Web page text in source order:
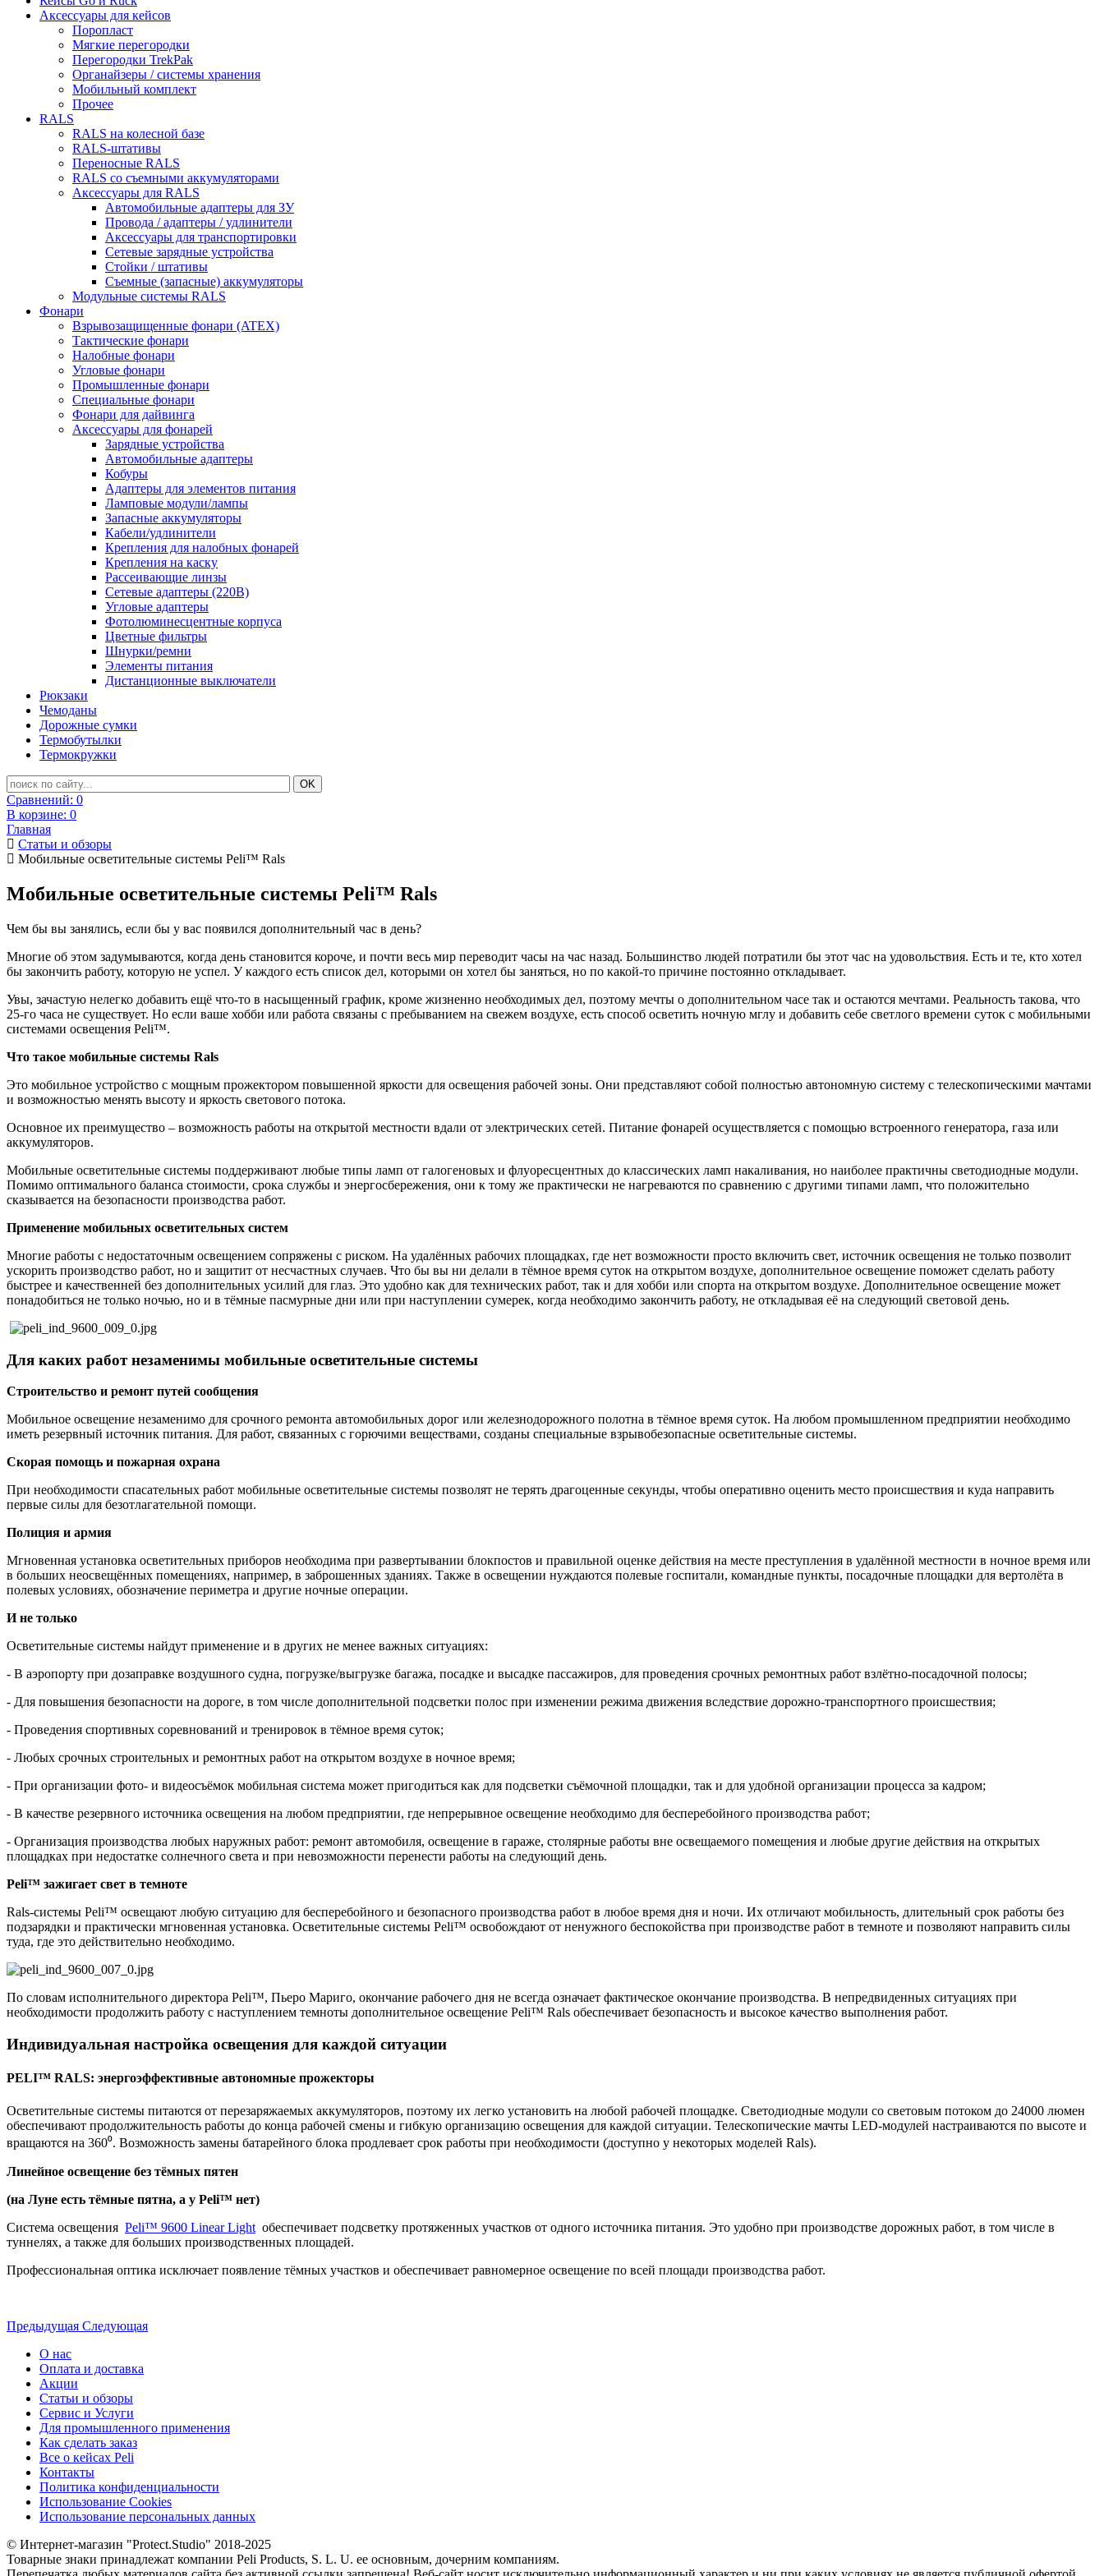
Аксессуары для кейсов
Поропласт
Мягкие перегородки
Перегородки TrekPak
Органайзеры / системы хранения
Мобильный комплект
Прочее
RALS
RALS на колесной базе
RALS-штативы
Переносные RALS
RALS со съемными аккумуляторами
Аксессуары для RALS
Автомобильные адаптеры для ЗУ
Провода / адаптеры / удлинители
Аксессуары для транспортировки
Сетевые зарядные устройства
Стойки / штативы
Съемные (запасные) аккумуляторы
Модульные системы RALS
Фонари
Взрывозащищенные фонари (ATEX)
Тактические фонари
Налобные фонари
Угловые фонари
Промышленные фонари
Специальные фонари
Фонари для дайвинга
Аксессуары для фонарей
Зарядные устройства
Автомобильные адаптеры
Кобуры
Адаптеры для элементов питания
Ламповые модули/лампы
Запасные аккумуляторы
Кабели/удлинители
Крепления для налобных фонарей
Крепления на каску
Рассеивающие линзы
Сетевые адаптеры (220В)
Угловые адаптеры
Фотолюминесцентные корпуса
Цветные фильтры
Шнурки/ремни
Элементы питания
Дистанционные выключатели
Рюкзаки
Чемоданы
Дорожные сумки
Термобутылки
Термокружки
Сравнений: 0
В корзине: 0
Главная
Статьи и обзоры
Мобильные осветительные системы Peli™ Rals
Мобильные осветительные системы Peli™ Rals
Чем бы вы занялись, если бы у вас появился дополнительный час в день?
Многие об этом задумываются, когда день становится короче, и почти весь мир переводит часы на час назад. Большинство людей потратили бы этот час на удовольствия. Есть и те, кто хотел
бы закончить работу, которую не успел. У каждого есть список дел, которыми он хотел бы заняться, но по какой-то причине постоянно откладывает.
Увы, зачастую нелегко добавить ещё что-то в насыщенный график, кроме жизненно необходимых дел, поэтому мечты о дополнительном часе так и остаются мечтами. Реальность такова, что
25-го часа не существует. Но если ваше хобби или работа связаны с пребыванием на свежем воздухе, есть способ осветить ночную мглу и добавить себе светлого времени суток c мобильными
системами освещения Peli™.
Что такое мобильные системы Rals
Это мобильное устройство с мощным прожектором повышенной яркости для освещения рабочей зоны. Они представляют собой полностью автономную систему с телескопическими мачтами
и возможностью менять высоту и яркость светового потока.
Основное их преимущество – возможность работы на открытой местности вдали от электрических сетей. Питание фонарей осуществляется с помощью встроенного генератора, газа или
аккумуляторов.
Мобильные осветительные системы поддерживают любые типы ламп от галогеновых и флуоресцентных до классических ламп накаливания, но наиболее практичны светодиодные модули.
Помимо оптимального баланса стоимости, срока службы и энергосбережения, они к тому же практически не нагреваются по сравнению с другими типами ламп, что положительно
сказывается на безопасности производства работ.
Применение мобильных осветительных систем
Многие работы с недостаточным освещением сопряжены с риском. На удалённых рабочих площадках, где нет возможности просто включить свет, источник освещения не только позволит
ускорить производство работ, но и защитит от несчастных случаев. Что бы вы ни делали в тёмное время суток на открытом воздухе, дополнительное освещение поможет сделать работу
быстрее и качественней без дополнительных усилий для глаз. Это удобно как для технических работ, так и для хобби или спорта на открытом воздухе. Дополнительное освещение может
понадобиться не только ночью, но и в тёмные пасмурные дни или при наступлении сумерек, когда необходимо закончить работу, не откладывая её на следующий световой день.
Для каких работ незаменимы мобильные осветительные системы
Строительство и ремонт путей сообщения
Мобильное освещение незаменимо для срочного ремонта автомобильных дорог или железнодорожного полотна в тёмное время суток. На любом промышленном предприятии необходимо
иметь резервный источник питания. Для работ, связанных с горючими веществами, созданы специальные взрывобезопасные осветительные системы.
Скорая помощь и пожарная охрана
При необходимости спасательных работ мобильные осветительные системы позволят не терять драгоценные секунды, чтобы оперативно оценить место происшествия и куда направить
первые силы для безотлагательной помощи.
Полиция и армия
Мгновенная установка осветительных приборов необходима при развертывании блокпостов и правильной оценке действия на месте преступления в удалённой местности в ночное время или
в больших неосвещённых помещениях, например, в заброшенных зданиях. Также в освещении нуждаются полевые госпитали, командные пункты, посадочные площадки для вертолёта в
полевых условиях, обозначение периметра и другие ночные операции.
И не только
Осветительные системы найдут применение и в других не менее важных ситуациях:
- В аэропорту при дозаправке воздушного судна, погрузке/выгрузке багажа, посадке и высадке пассажиров, для проведения срочных ремонтных работ взлётно-посадочной полосы;
- Для повышения безопасности на дороге, в том числе дополнительной подсветки полос при изменении режима движения вследствие дорожно-транспортного происшествия;
- Проведения спортивных соревнований и тренировок в тёмное время суток;
- Любых срочных строительных и ремонтных работ на открытом воздухе в ночное время;
- При организации фото- и видеосъёмок мобильная система может пригодиться как для подсветки съёмочной площадки, так и для удобной организации процесса за кадром;
- В качестве резервного источника освещения на любом предприятии, где непрерывное освещение необходимо для бесперебойного производства работ;
- Организация производства любых наружных работ: ремонт автомобиля, освещение в гараже, столярные работы вне освещаемого помещения и любые другие действия на открытых
площадках при недостатке солнечного света и при невозможности перенести работы на следующий день.
Peli™ зажигает свет в темноте
Rals-системы Peli™ освещают любую ситуацию для бесперебойного и безопасного производства работ в любое время дня и ночи. Их отличают мобильность, длительный срок работы без
подзарядки и практически мгновенная установка. Осветительные системы Peli™ освобождают от ненужного беспокойства при производстве работ в темноте и позволяют направить силы
туда, где это действительно необходимо.
По словам исполнительного директора Peli™, Пьеро Мариго, окончание рабочего дня не всегда означает фактическое окончание производства. В непредвиденных ситуациях при
необходимости продолжить работу с наступлением темноты дополнительное освещение Peli™ Rals обеспечивает безопасность и высокое качество выполнения работ.
Индивидуальная настройка освещения для каждой ситуации
PELI™ RALS: энергоэффективные автономные прожекторы
Осветительные системы питаются от перезаряжаемых аккумуляторов, поэтому их легко установить на любой рабочей площадке. Светодиодные модули со световым потоком до 24000 люмен
обеспечивают продолжительность работы до конца рабочей смены и гибкую организацию освещения для каждой ситуации. Телескопические мачты LED-модулей настраиваются по высоте и
вращаются на 360⁰. Возможность замены батарейного блока продлевает срок работы при необходимости (доступно у некоторых моделей Rals).
Линейное освещение без тёмных пятен
(на Луне есть тёмные пятна, а у Peli™ нет)
Система освещения Peli™ 9600 Linear Light обеспечивает подсветку протяженных участков от одного источника питания. Это удобно при производстве дорожных работ, в том числе в
туннелях, а также для больших производственных площадей.
Профессиональная оптика исключает появление тёмных участков и обеспечивает равномерное освещение по всей площади производства работ.
Предыдущая Следующая
О нас
Оплата и доставка
Акции
Статьи и обзоры
Сервис и Услуги
Для промышленного применения
Как сделать заказ
Все о кейсах Peli
Контакты
Политика конфиденциальности
Использование Cookies
Использование персональных данных
© Интернет-магазин "Protect.Studio" 2018-2025
Товарные знаки принадлежат компании Peli Products, S. L. U. ее основным, дочерним компаниям.